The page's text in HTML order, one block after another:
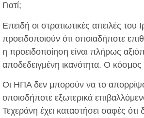
Γιατί;
Επειδή οι στρατιωτικές απειλές του
προειδοποιούν ότι οποιαδήποτε
η προειδοποίηση είναι πλήρως
αποδεδειγμένη ικανότητα. Ο κόσμος
Οι ΗΠΑ δεν μπορούν να το
οποιοδήποτε εξωτερικά
Τεχεράνη έχει καταστήσει σαφές ότι